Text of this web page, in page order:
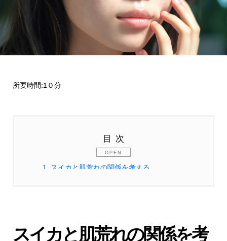
所要時間:1０分
目次
1. スイカと肌荒れの関係を考える
リコピンの特徴
スイカと肌荒れの関係を考